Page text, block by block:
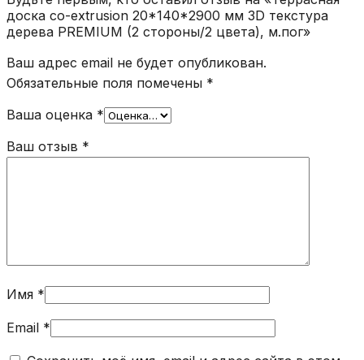
доска co-extrusion 20*140*2900 мм 3D текстура
дерева PREMIUM (2 стороны/2 цвета), м.пог»
Ваш адрес email не будет опубликован.
Обязательные поля помечены *
Ваша оценка *
Ваш отзыв *
Имя *
Email *